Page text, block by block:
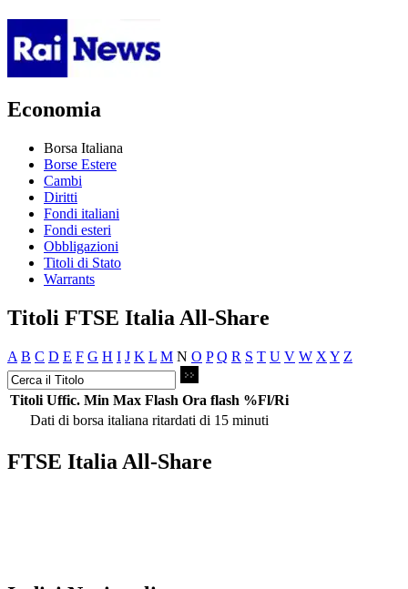
Economia
Borsa Italiana
Borse Estere
Cambi
Diritti
Fondi italiani
Fondi esteri
Obbligazioni
Titoli di Stato
Warrants
Titoli FTSE Italia All-Share
A B C D E F G H I J K L M N O P Q R S T U V W X Y Z
Titoli Uffic. Min Max Flash Ora flash %Fl/Ri
Dati di borsa italiana ritardati di 15 minuti
FTSE Italia All-Share